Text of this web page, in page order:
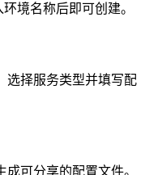
境名称后即可创建。
选择服务类型并填写配
可分享的配置文件。